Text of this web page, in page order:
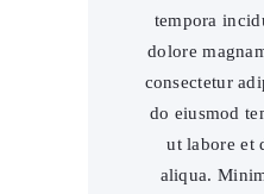
tempora
dolore
consectetur
do eiusmod
ut labore et
aliqua.